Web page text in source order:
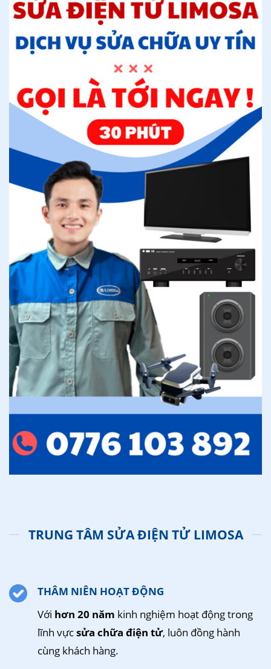
TRUNG TÂM SỬA ĐIỆN TỬ LIMOSA
THÂM NIÊN HOẠT ĐỘNG
Với hơn 20 năm kinh nghiệm hoạt động trong
lĩnh vựcsửa chữa điện tử, luôn đồng hành
cùng khách hàng.